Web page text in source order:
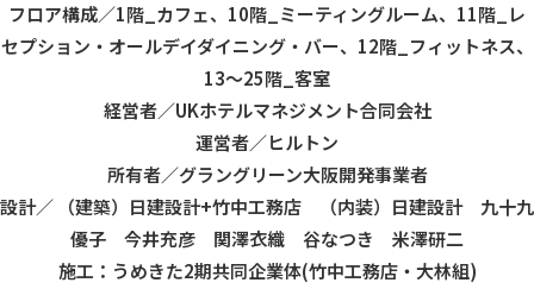
フロア構成／1階_カフェ、10階_ミーティングルーム、11階_レ
セプション・オールデイダイニング・バー、12階_フィットネス、
13～25階_客室
経営者／UKホテルマネジメント合同会社
運営者／ヒルトン
所有者／グラングリーン大阪開発事業者
設計／ （建築）日建設計+竹中工務店 （内装）日建設計 九十九
優子 今井充彦 関澤衣織 谷なつき 米澤研二
施工：うめきた2期共同企業体(竹中工務店・大林組)